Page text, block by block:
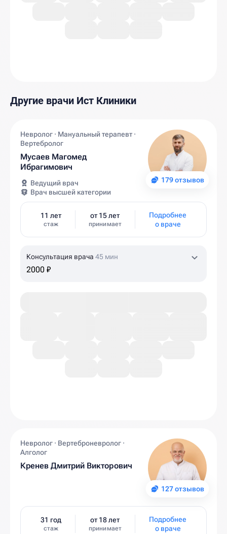
Другие врачи Ист Клиники
179 отзывов
Невролог · Мануальный терапевт ·
Вертебролог
Мусаев Магомед
Ибрагимович
Ведущий врач
Врач высшей категории
11 лет
стаж
от 15 лет
принимает
Подробнее
о враче
Консультация врача 45 мин
2000 ₽
127 отзывов
Невролог · Вертеброневролог ·
Алголог
Кренев Дмитрий Викторович
31 год
стаж
от 18 лет
принимает
Подробнее
о враче